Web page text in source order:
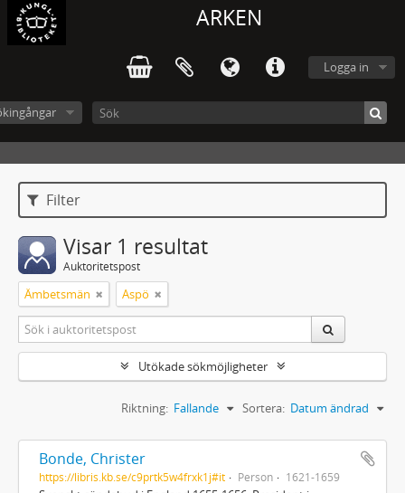
ARKEN
Logga in
Filter
Visar 1 resultat
Auktoritetspost
Ämbetsmän Aspö
Utökade sökmöjligheter
Sortera: Datum ändrad
Riktning: Fallande
Bonde, Christer
https://libris.kb.se/c9prtk5w4frxk1j#it Person 1621-1659